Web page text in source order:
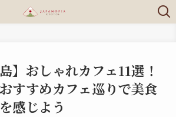
島】おしゃれカフェ11選！
すすめカフェ巡りで美食
感じよう